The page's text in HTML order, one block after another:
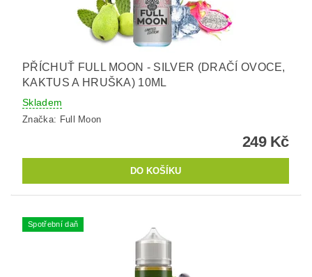
PŘÍCHUŤ FULL MOON - SILVER (DRAČÍ OVOCE,
KAKTUS A HRUŠKA) 10ML
Skladem
Značka: Full Moon
249 Kč
Spotřební daň